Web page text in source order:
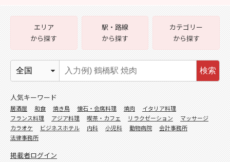
エリア
から探す
駅・路線
から探す
カテゴリー
から探す
検索
人気キーワード
居酒屋 和食 焼き鳥 懐石・会席料理 焼肉
イタリア料理
フランス料理
アジア料理 喫茶・カフェ リラクゼーション
マッサージ
カラオケ
ビジネスホテル 内科 小児科 動物病院
会計事務所
法律事務所
掲載者ログイン